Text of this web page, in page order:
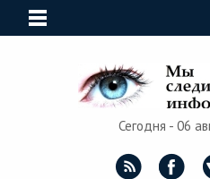
Сегодня - 06